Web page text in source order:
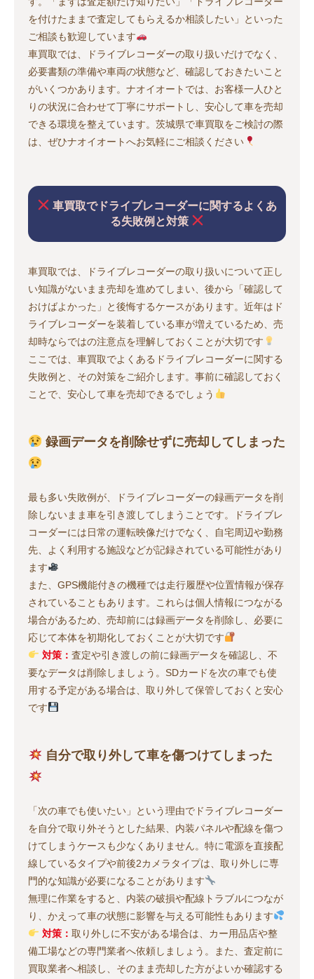
を付けたままで査定してもらえるか相談したい」といった
ご相談も歓迎しています
車買取では、ドライブレコーダーの取り扱いだけでなく、
必要書類の準備や車両の状態など、確認しておきたいこと
がいくつかあります。ナオイオートでは、お客様一人ひと
りの状況に合わせて丁寧にサポートし、安心して車を売却
できる環境を整えています。茨城県で車買取をご検討の際
は、ぜひナオイオートへお気軽にご相談ください
車買取でドライブレコーダーに関するよくあ
る失敗例と対策
車買取では、ドライブレコーダーの取り扱いについて正し
い知識がないまま売却を進めてしまい、後から「確認して
おけばよかった」と後悔するケースがあります。近年はド
ライブレコーダーを装着している車が増えているため、売
却時ならではの注意点を理解しておくことが大切です
ここでは、車買取でよくあるドライブレコーダーに関する
失敗例と、その対策をご紹介します。事前に確認しておく
ことで、安心して車を売却できるでしょう
録画データを削除せずに売却してしまった
最も多い失敗例が、ドライブレコーダーの録画データを削
除しないまま車を引き渡してしまうことです。ドライブレ
コーダーには日常の運転映像だけでなく、自宅周辺や勤務
先、よく利用する施設などが記録されている可能性があり
ます
また、GPS機能付きの機種では走行履歴や位置情報が保存
されていることもあります。これらは個人情報につながる
場合があるため、売却前には録画データを削除し、必要に
応じて本体を初期化しておくことが大切です
対策： 査定や引き渡しの前に録画データを確認し、不
要なデータは削除しましょう。SDカードを次の車でも使
用する予定がある場合は、取り外して保管しておくと安心
です
自分で取り外して車を傷つけてしまった
「次の車でも使いたい」という理由でドライブレコーダー
を自分で取り外そうとした結果、内装パネルや配線を傷つ
けてしまうケースも少なくありません。特に電源を直接配
線しているタイプや前後2カメラタイプは、取り外しに専
門的な知識が必要になることがあります
無理に作業をすると、内装の破損や配線トラブルにつなが
り、かえって車の状態に影響を与える可能性もあります
対策： 取り外しに不安がある場合は、カー用品店や整
備工場などの専門業者へ依頼しましょう。また、査定前に
買取業者へ相談し、そのまま売却した方がよいか確認する